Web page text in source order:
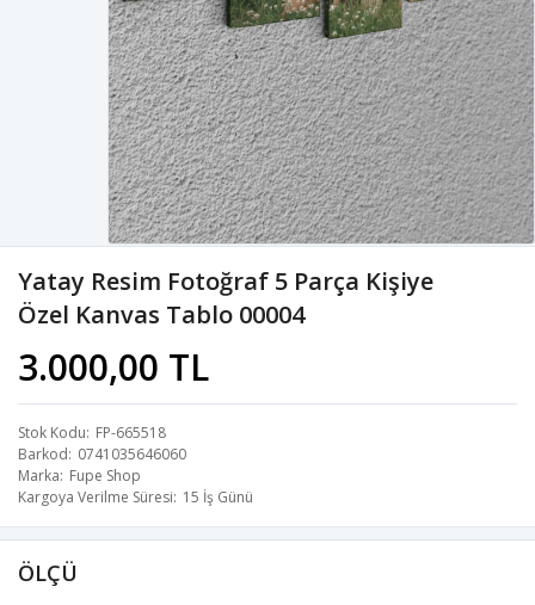
Yatay Resim Fotoğraf 5 Parça Kişiye
Özel Kanvas Tablo 00004
3.000,00 TL
Stok Kodu FP-665518
Barkod 0741035646060
Marka Fupe Shop
Kargoya Verilme Süresi 15 İş Günü
ÖLÇÜ